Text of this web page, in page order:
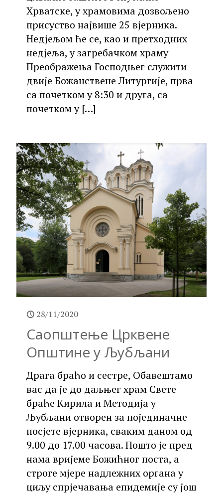
Хрватске, у храмовима дозвољено
присуство највише 25 вјерника.
Недјељом ће се, као и претходних
недјеља, у загребачком храму
Преображења Господњег служити
двије Божанствене Литургије, прва
са почетком у 8:30 и друга, са
почетком у[…]
28/11/2020
Саопштење Црквене
Општине у Љубљани
Драга браћо и сестре, Обавештамо
вас да је до даљњег храм Свете
браће Кирила и Методија у
Љубљани отворен за појединачне
посјете вјерника, сваким даном од
9.00 до 17.00 часова. Пошто је пред
нама вријеме Божићног поста, а
строге мјере надлежних органа у
циљу спрјечавања епидемије су још